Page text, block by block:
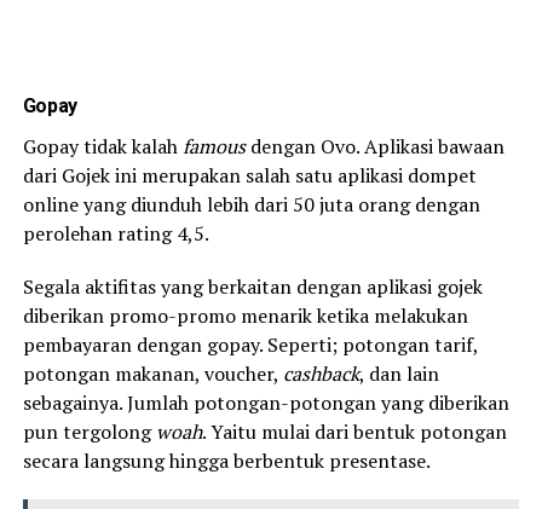
Gopay
Gopay tidak kalahfamousdengan Ovo. Aplikasi bawaan
dari Gojek ini merupakan salah satu aplikasi dompet
online yang diunduh lebih dari 50 juta orang dengan
perolehan rating 4,5.
Segala aktifitas yang berkaitan dengan aplikasi gojek
diberikan promo-promo menarik ketika melakukan
pembayaran dengan gopay. Seperti; potongan tarif,
potongan makanan, voucher, cashback, dan lain
sebagainya. Jumlah potongan-potongan yang diberikan
pun tergolongwoah. Yaitu mulai dari bentuk potongan
secara langsung hingga berbentuk presentase.